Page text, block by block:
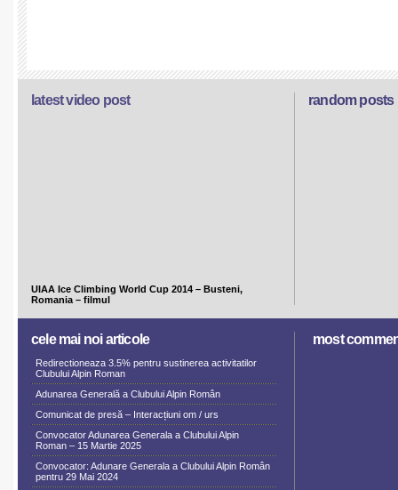
random posts
latest video post
UIAA Ice Climbing World Cup 2014 – Busteni,
Romania – filmul
cele mai noi articole
Redirectioneaza 3.5% pentru sustinerea activitatilor
Clubului Alpin Roman
Adunarea Generală a Clubului Alpin Român
Comunicat de presă – Interacțiuni om / urs
Convocator Adunarea Generala a Clubului Alpin
Roman – 15 Martie 2025
Convocator: Adunare Generala a Clubului Alpin Român
pentru 29 Mai 2024
most